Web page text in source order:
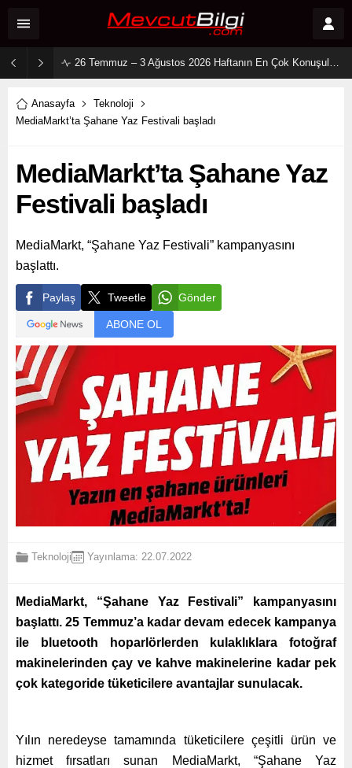
2 Ağustos 2026 Sosyal Medya Reyting Sonuçları: “Daha 17” Ekranlara Ambargo Koydu!
Anasayfa
Teknoloji
MediaMarkt’ta Şahane Yaz Festivali başladı
MediaMarkt’ta Şahane Yaz
Festivali başladı
MediaMarkt, “Şahane Yaz Festivali” kampanyasını
başlattı.
Paylaş Tweetle Gönder
ABONE OL
Teknoloji Yayınlama: 22.07.2022
MediaMarkt, “Şahane Yaz Festivali” kampanyasını
başlattı. 25 Temmuz’a kadar devam edecek kampanya
ile bluetooth hoparlörlerden kulaklıklara fotoğraf
makinelerinden çay ve kahve makinelerine kadar pek
çok kategoride tüketicilere avantajlar sunulacak.
Yılın neredeyse tamamında tüketicilere çeşitli ürün ve
hizmet fırsatları sunan MediaMarkt, “Şahane Yaz